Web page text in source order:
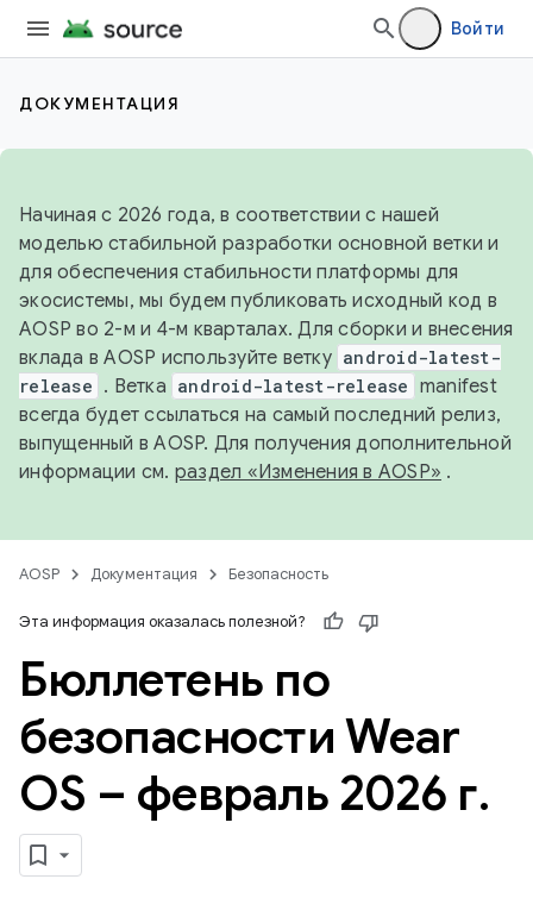
Войти
ДОКУМЕНТАЦИЯ
Начиная с 2026 года, в соответствии с нашей
моделью стабильной разработки основной ветки и
для обеспечения стабильности платформы для
экосистемы, мы будем публиковать исходный код в
AOSP во 2-м и 4-м кварталах. Для сборки и внесения
вклада в AOSP используйте ветку android-latest-
release . Ветка android-latest-release manifest
всегда будет ссылаться на самый последний релиз,
выпущенный в AOSP. Для получения дополнительной
информации см. раздел «Изменения в AOSP» .
AOSP Документация Безопасность
Эта информация оказалась полезной?
Бюллетень по
безопасности Wear
OS – февраль 2026 г.